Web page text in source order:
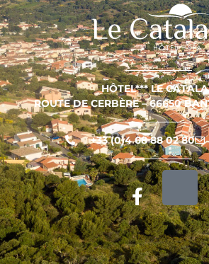
HÔTEL*** LE
ROUTE DE CERBÈRE – 66650
+33 (0)4 68 88 02 80